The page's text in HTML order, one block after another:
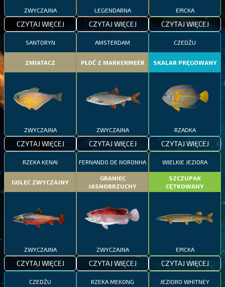
ZWYCZAJNA
CZYTAJ WIĘCEJ
LEGENDARNA
CZYTAJ WIĘCEJ
EPICKA
CZYTAJ WIĘCEJ
SANTORYN
ZMIATACZ
ZWYCZAJNA
CZYTAJ WIĘCEJ
AMSTERDAM
PŁOĆ Z MARKERMEER
ZWYCZAJNA
CZYTAJ WIĘCEJ
CZEDŻU
SKALAR PRĘGOWANY
RZADKA
CZYTAJ WIĘCEJ
RZEKA KENAI
GOLEC ZWYCZAJNY
ZWYCZAJNA
CZYTAJ WIĘCEJ
FERNANDO DE NORONHA
GRANIEC
JASNOBRZUCHY
ZWYCZAJNA
CZYTAJ WIĘCEJ
WIELKIE JEZIORA
SZCZUPAK
CĘTKOWANY
EPICKA
CZYTAJ WIĘCEJ
CZEDŻU RZEKA MEKONG JEZIORO WHITNEY